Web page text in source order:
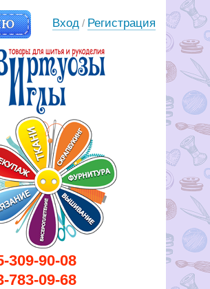
309-90-08
783-09-68
иглы. Товары для
и рукоделья
Вход / Регистрация